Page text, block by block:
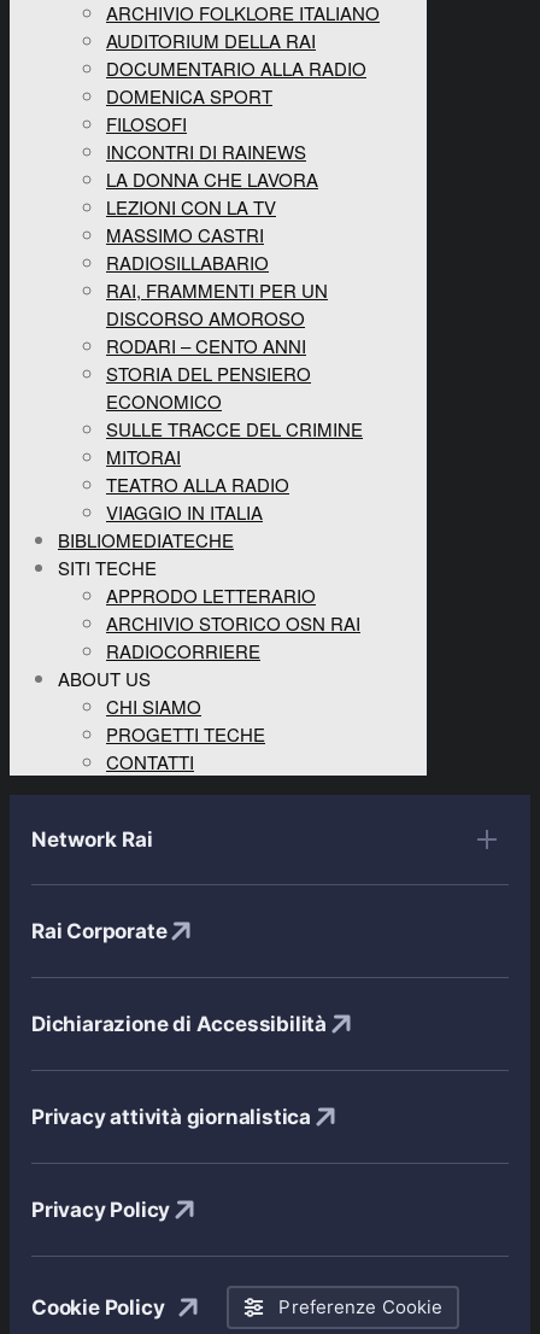
ARCHIVIO FOLKLORE ITALIANO
AUDITORIUM DELLA RAI
DOCUMENTARIO ALLA RADIO
DOMENICA SPORT
FILOSOFI
INCONTRI DI RAINEWS
LA DONNA CHE LAVORA
LEZIONI CON LA TV
MASSIMO CASTRI
RADIOSILLABARIO
RAI, FRAMMENTI PER UN
DISCORSO AMOROSO
RODARI – CENTO ANNI
STORIA DEL PENSIERO
ECONOMICO
SULLE TRACCE DEL CRIMINE
MITORAI
TEATRO ALLA RADIO
VIAGGIO IN ITALIA
BIBLIOMEDIATECHE
SITI TECHE
APPRODO LETTERARIO
ARCHIVIO STORICO OSN RAI
RADIOCORRIERE
ABOUT US
CHI SIAMO
PROGETTI TECHE
CONTATTI